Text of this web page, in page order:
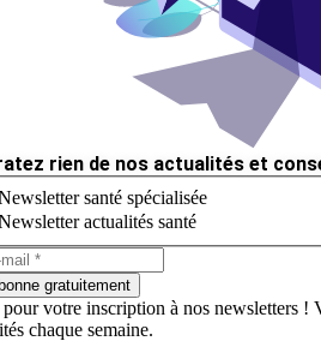
rien de nos actualités et
santé spécialisée
actualités santé
gratuitement
votre inscription à nos newsletters !
chaque semaine.